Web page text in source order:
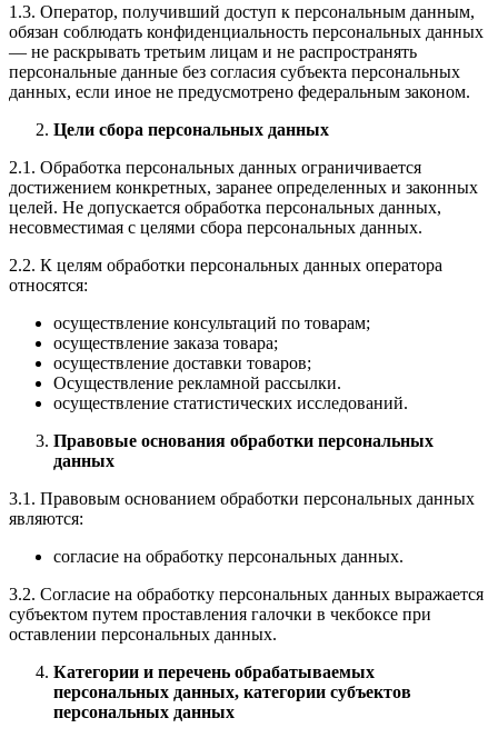
1.3. Оператор, получивший доступ к персональным данным,
обязан соблюдать конфиденциальность персональных данных
— не раскрывать третьим лицам и не распространять
персональные данные без согласия субъекта персональных
данных, если иное не предусмотрено федеральным законом.
Цели сбора персональных данных
2.1. Обработка персональных данных ограничивается
достижением конкретных, заранее определенных и законных
целей. Не допускается обработка персональных данных,
несовместимая с целями сбора персональных данных.
2.2. К целям обработки персональных данных оператора
относятся:
осуществление консультаций по товарам;
осуществление заказа товара;
осуществление доставки товаров;
Осуществление рекламной рассылки.
осуществление статистических исследований.
Правовые основания обработки персональных
данных
3.1. Правовым основанием обработки персональных данных
являются:
согласие на обработку персональных данных.
3.2. Согласие на обработку персональных данных выражается
субъектом путем проставления галочки в чекбоксе при
оставлении персональных данных.
Категории и перечень обрабатываемых
персональных данных, категории субъектов
персональных данных